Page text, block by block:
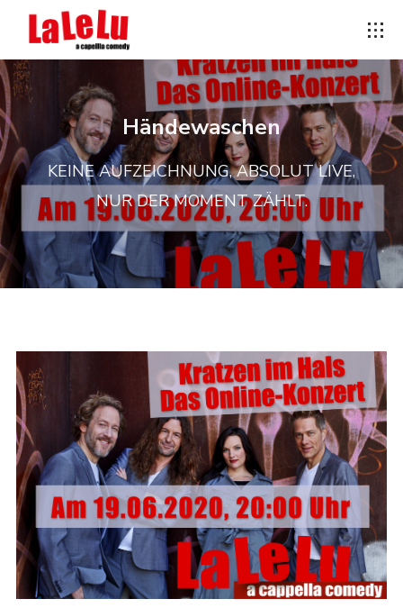
Händewaschen
KEINE AUFZEICHNUNG, ABSOLUT LIVE,
NUR DER MOMENT ZÄHLT.